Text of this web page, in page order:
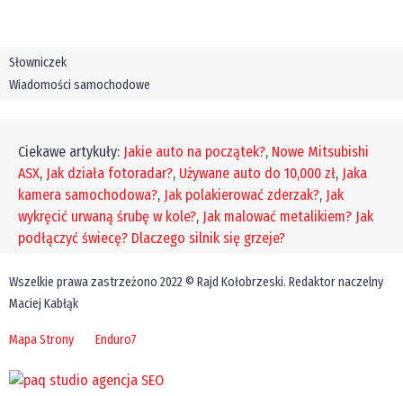
Słowniczek
Wiadomości samochodowe
Ciekawe artykuły: Jakie auto na początek?, Nowe Mitsubishi
ASX, Jak działa fotoradar?, Używane auto do 10,000 zł, Jaka
kamera samochodowa?, Jak polakierować zderzak?, Jak
wykręcić urwaną śrubę w kole?, Jak malować metalikiem? Jak
podłączyć świecę? Dlaczego silnik się grzeje?
Wszelkie prawa zastrzeżono 2022 © Rajd Kołobrzeski. Redaktor naczelny
Maciej Kabłąk
Mapa Strony Enduro7